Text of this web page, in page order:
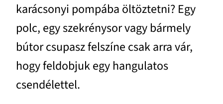
karácsonyi pompába öltöztetni? Egy
polc, egy szekrénysor vagy bármely
bútor csupasz felszíne csak arra vár,
hogy feldobjuk egy hangulatos
csendélettel.